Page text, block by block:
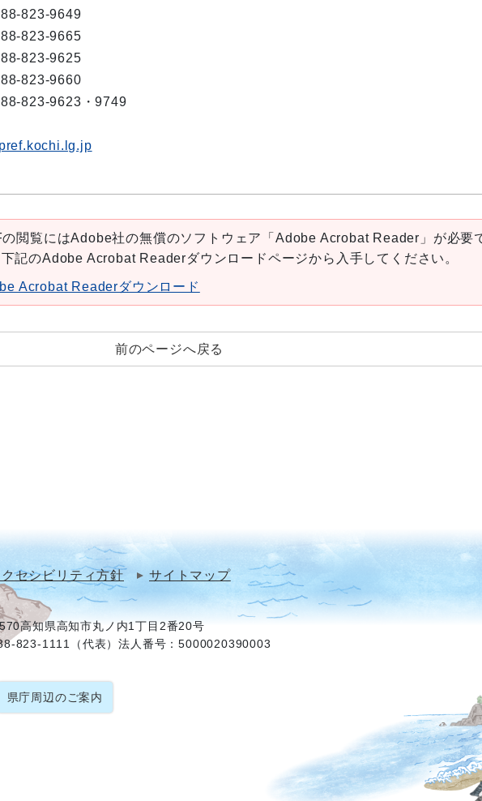
823-9649
823-9665
823-9625
823-9660
823-9623・9749
の閲覧にはAdobe社の無償のソフトウェア「Adobe Acrobat Reader」が必要
記のAdobe Acrobat Readerダウンロードページから入手してください。
Acrobat Readerダウンロード
前のページへ戻る
セシビリティ方針 サイトマップ
高知県高知市丸ノ内1丁目2番20号
823-1111（代表）法人番号：5000020390003
県庁周辺のご案内